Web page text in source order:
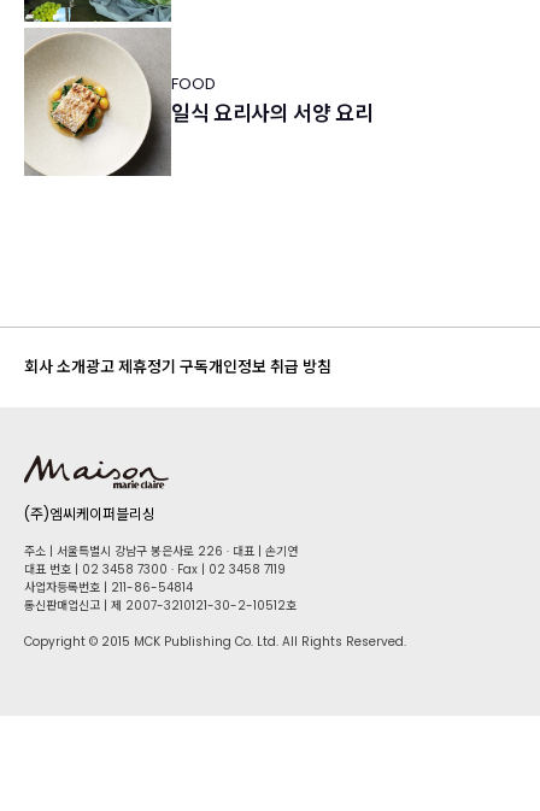
FOOD
일식 요리사의 서양 요리
회사 소개광고 제휴정기 구독개인정보 취급 방침
(주)엠씨케이퍼블리싱
주소 | 서울특별시 강남구 봉은사로 226 · 대표 | 손기연
대표 번호 | 02 34​58 7300 · Fax | 02 34​58 7119
사업자등록번호 | 211-86-5​4814
통신판매업신고 | 제 2007-3210121-30-2-10512호
Copyright © 2015 MCK Publishing Co. Ltd. All Rights Reserved.